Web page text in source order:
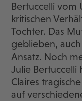
Bertuccelli vom
kritischen
Tochter. Das
geblieben,
Ansatz. Noch
Julie Bertuccelli
Claires
auf